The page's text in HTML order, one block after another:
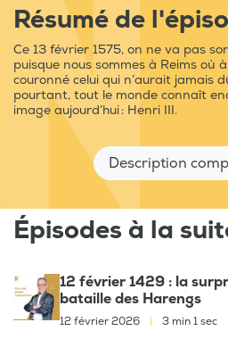
Résumé de
Ce 13 février 1575, on ne va pas
puisque nous sommes à Reims où
couronné celui qui n’aurait jamais
pourtant, tout le monde connaît
image aujourd’hui : Henri III.
Description
Épisodes à la
12 février 1429 : la
bataille des Harengs
12 février 2026 3 min 1 sec